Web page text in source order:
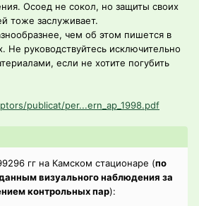
Осоед не сокол, но защиты своих
тоже заслуживает.
чем об этом пишется в
Не руководствуйтесь исключительно
если не хотите погубить
publicat/per...ern_ap_1998.pdf
гг на Камском стационаре (по
визуального наблюдения за
контрольных пар):